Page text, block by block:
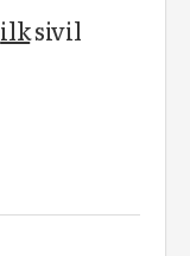
ilksivil